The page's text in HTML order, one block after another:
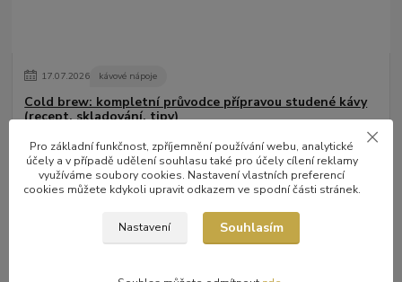
17.07.2026 kávové nápoje
Cold brew: kompletní průvodce přípravou studené kávy
(recept, skladování, tipy)
Cold brew z výběrových káv: moderní příprava, čistá chuť a
maximální kvalitačíst celé
Pro základní funkčnost, zpříjemnění používání webu, analytické
účely a v případě udělení souhlasu také pro účely cílení reklamy
využíváme soubory cookies. Nastavení vlastních preferencí
cookies můžete kdykoli upravit odkazem ve spodní části stránek.
Nastavení Souhlasím